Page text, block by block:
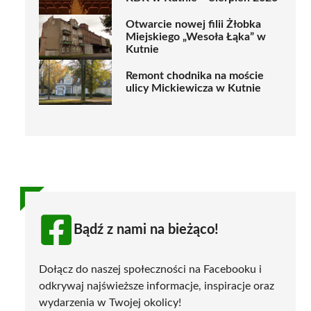
Otwarcie nowej filii Żłobka
Miejskiego „Wesoła Łąka” w
Kutnie
Remont chodnika na moście
ulicy Mickiewicza w Kutnie
Bądź z nami na bieżąco!
Dołącz do naszej społeczności na Facebooku i
odkrywaj najświeższe informacje, inspiracje oraz
wydarzenia w Twojej okolicy!